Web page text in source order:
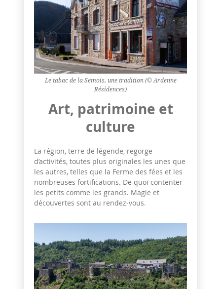
Le tabac de la Semois, une tradition (© Ardenne
Résidences)
Art, patrimoine et
culture
La région, terre de légende, regorge
d’activités, toutes plus originales les unes que
les autres, telles que la Ferme des fées et les
nombreuses fortifications. De quoi contenter
les petits comme les grands. Magie et
découvertes sont au rendez-vous.